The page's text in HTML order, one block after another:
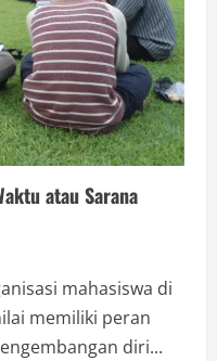
atau Sarana
mahasiswa di
memiliki peran
diri...